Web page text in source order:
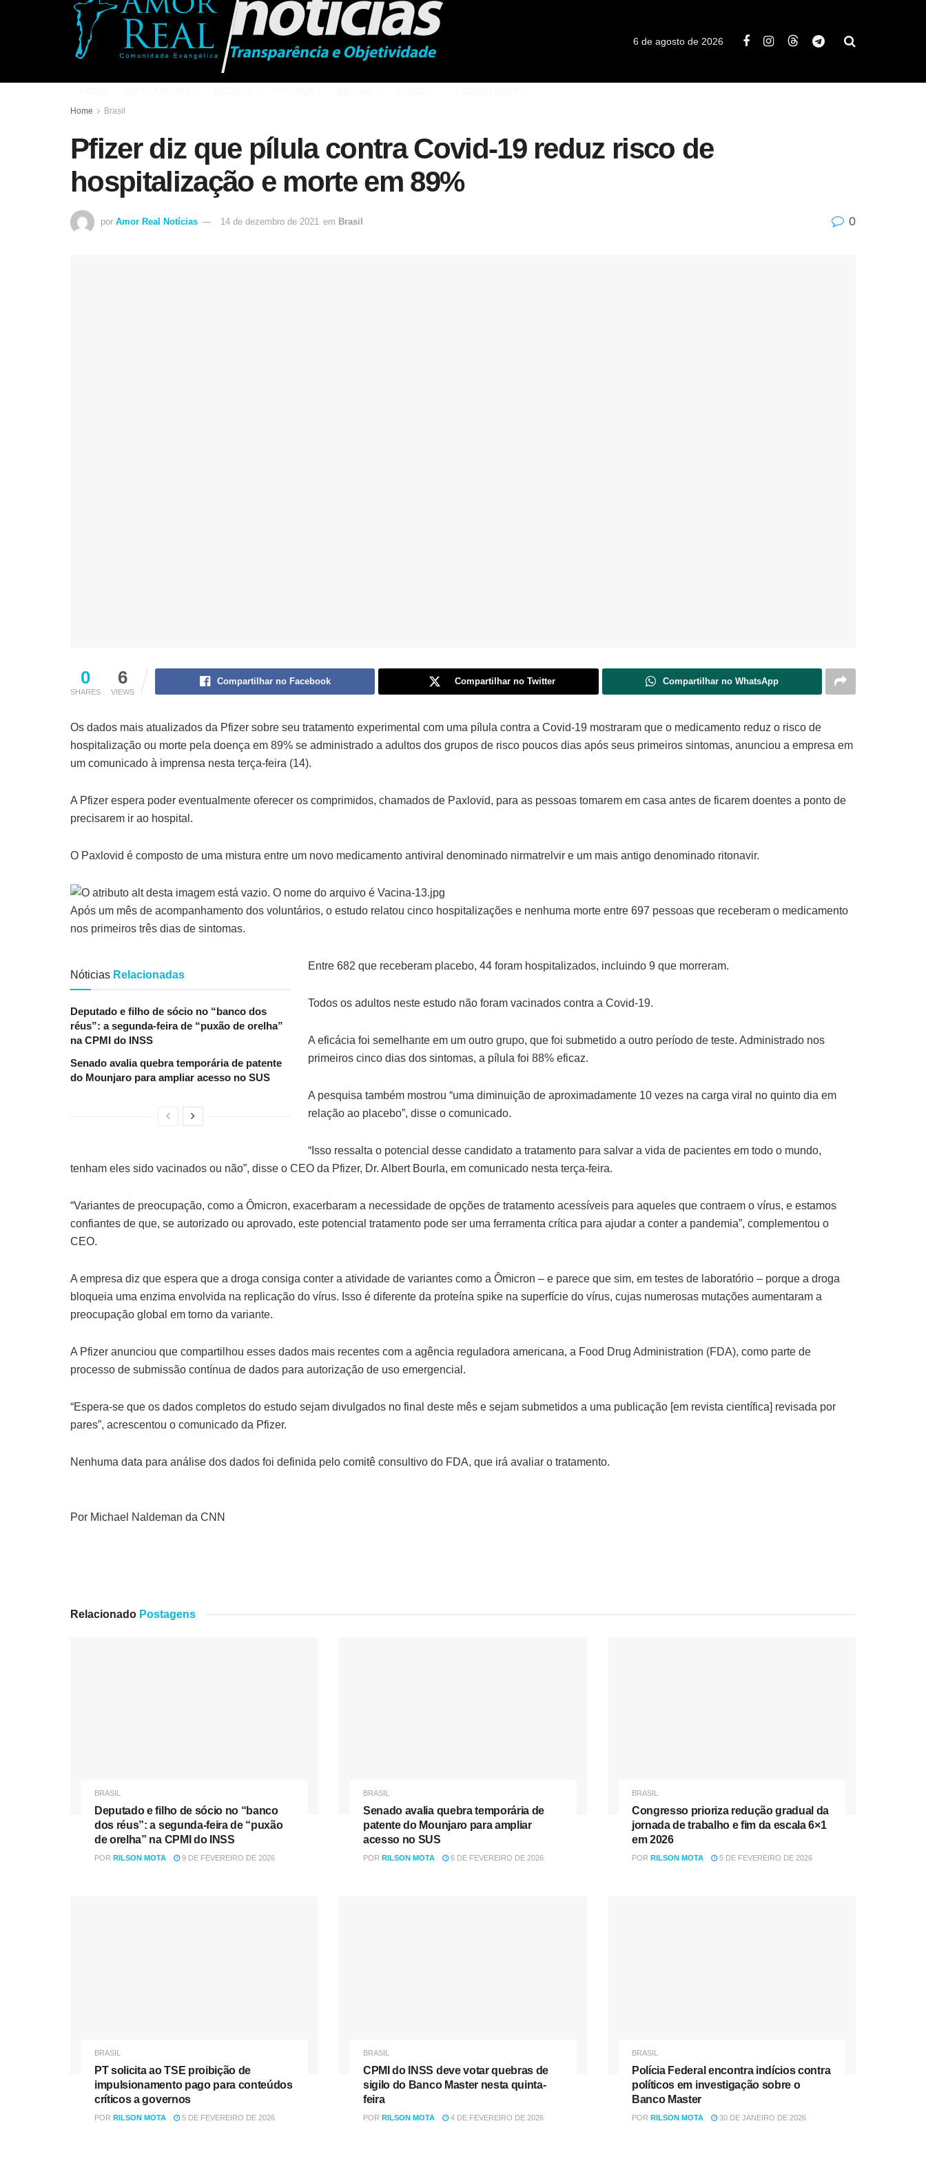
6 de agosto de 2026
Home Brasil
Pfizer diz que pílula contra Covid-19 reduz risco de
hospitalização e morte em 89%
por Amor Real Notícias 14 de dezembro de 2021 em Brasil 0
0
SHARES
6
VIEWS
Compartilhar no Facebook Compartilhar no Twitter Compartilhar no WhatsApp
Os dados mais atualizados da Pfizer sobre seu tratamento experimental com uma pílula contra a Covid-19 mostraram que o medicamento reduz o risco de
hospitalização ou morte pela doença em 89% se administrado a adultos dos grupos de risco poucos dias após seus primeiros sintomas, anunciou a empresa em
um comunicado à imprensa nesta terça-feira (14).
A Pfizer espera poder eventualmente oferecer os comprimidos, chamados de Paxlovid, para as pessoas tomarem em casa antes de ficarem doentes a ponto de
precisarem ir ao hospital.
O Paxlovid é composto de uma mistura entre um novo medicamento antiviral denominado nirmatrelvir e um mais antigo denominado ritonavir.
Após um mês de acompanhamento dos voluntários, o estudo relatou cinco hospitalizações e nenhuma morte entre 697 pessoas que receberam o medicamento
nos primeiros três dias de sintomas.
Nóticias Relacionadas
Deputado e filho de sócio no “banco dos
réus”: a segunda-feira de “puxão de orelha”
na CPMI do INSS
Senado avalia quebra temporária de patente
do Mounjaro para ampliar acesso no SUS
Entre 682 que receberam placebo, 44 ​​foram hospitalizados, incluindo 9 que morreram.
Todos os adultos neste estudo não foram vacinados contra a Covid-19.
A eficácia foi semelhante em um outro grupo, que foi submetido a outro período de teste. Administrado nos
primeiros cinco dias dos sintomas, a pílula foi 88% eficaz.
A pesquisa também mostrou “uma diminuição de aproximadamente 10 vezes na carga viral no quinto dia em
relação ao placebo”, disse o comunicado.
“Isso ressalta o potencial desse candidato a tratamento para salvar a vida de pacientes em todo o mundo,
tenham eles sido vacinados ou não”, disse o CEO da Pfizer, Dr. Albert Bourla, em comunicado nesta terça-feira.
“Variantes de preocupação, como a Ômicron, exacerbaram a necessidade de opções de tratamento acessíveis para aqueles que contraem o vírus, e estamos
confiantes de que, se autorizado ou aprovado, este potencial tratamento pode ser uma ferramenta crítica para ajudar a conter a pandemia”, complementou o
CEO.
A empresa diz que espera que a droga consiga conter a atividade de variantes como a Ômicron – e parece que sim, em testes de laboratório – porque a droga
bloqueia uma enzima envolvida na replicação do vírus. Isso é diferente da proteína spike na superfície do vírus, cujas numerosas mutações aumentaram a
preocupação global em torno da variante.
A Pfizer anunciou que compartilhou esses dados mais recentes com a agência reguladora americana, a Food Drug Administration (FDA), como parte de
processo de submissão contínua de dados para autorização de uso emergencial.
“Espera-se que os dados completos do estudo sejam divulgados no final deste mês e sejam submetidos a uma publicação [em revista científica] revisada por
pares”, acrescentou o comunicado da Pfizer.
Nenhuma data para análise dos dados foi definida pelo comitê consultivo do FDA, que irá avaliar o tratamento.
Por Michael Naldeman da CNN
Relacionado Postagens
BRASIL
Deputado e filho de sócio no “banco
dos réus”: a segunda-feira de “puxão
de orelha” na CPMI do INSS
POR RILSON MOTA 9 DE FEVEREIRO DE 2026
BRASIL
Senado avalia quebra temporária de
patente do Mounjaro para ampliar
acesso no SUS
POR RILSON MOTA 6 DE FEVEREIRO DE 2026
BRASIL
Congresso prioriza redução gradual da
jornada de trabalho e fim da escala 6×1
em 2026
POR RILSON MOTA 5 DE FEVEREIRO DE 2026
BRASIL
PT solicita ao TSE proibição de
impulsionamento pago para conteúdos
críticos a governos
POR RILSON MOTA 5 DE FEVEREIRO DE 2026
BRASIL
CPMI do INSS deve votar quebras de
sigilo do Banco Master nesta quinta-
feira
POR RILSON MOTA 4 DE FEVEREIRO DE 2026
BRASIL
Polícia Federal encontra indícios contra
políticos em investigação sobre o
Banco Master
POR RILSON MOTA 30 DE JANEIRO DE 2026